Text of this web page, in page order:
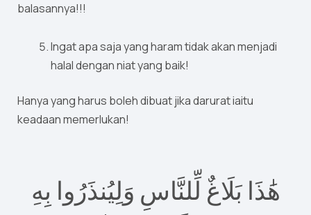
balasannya!!!
Ingat apa saja yang haram tidak akan menjadi
halal dengan niat yang baik!
Hanya yang harus boleh dibuat jika darurat iaitu
keadaan memerlukan!
هَٰذَا بَلَاغٌ لِّلنَّاسِ وَلِيُنذَرُوا بِهِ